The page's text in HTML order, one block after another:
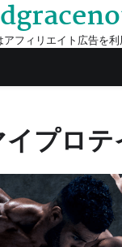
フィリエイト広告を利
プロ